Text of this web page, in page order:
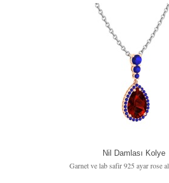
Nil Damlası Kolye